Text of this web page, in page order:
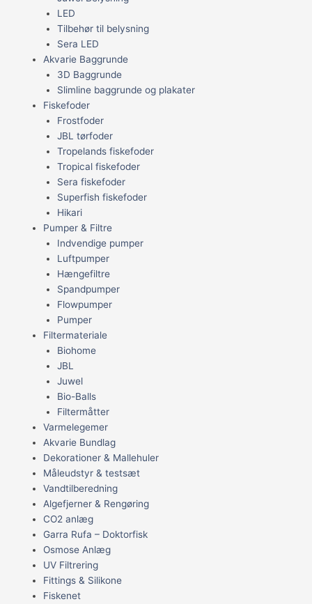
LED
Tilbehør til belysning
Sera LED
Akvarie Baggrunde
3D Baggrunde
Slimline baggrunde og plakater
Fiskefoder
Frostfoder
JBL tørfoder
Tropelands fiskefoder
Tropical fiskefoder
Sera fiskefoder
Superfish fiskefoder
Hikari
Pumper & Filtre
Indvendige pumper
Luftpumper
Hængefiltre
Spandpumper
Flowpumper
Pumper
Filtermateriale
Biohome
JBL
Juwel
Bio-Balls
Filtermåtter
Varmelegemer
Akvarie Bundlag
Dekorationer & Mallehuler
Måleudstyr & testsæt
Vandtilberedning
Algefjerner & Rengøring
CO2 anlæg
Garra Rufa – Doktorfisk
Osmose Anlæg
UV Filtrering
Fittings & Silikone
Fiskenet